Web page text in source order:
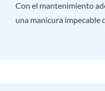
Con el mantenimiento
una manicura impecable